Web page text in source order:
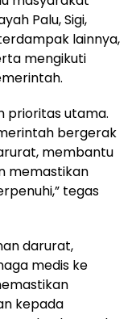
Palu, Sigi,
lainnya,
mengikuti
prioritas utama.
bergerak
membantu
memastikan
tegas
darurat,
medis ke
kepada